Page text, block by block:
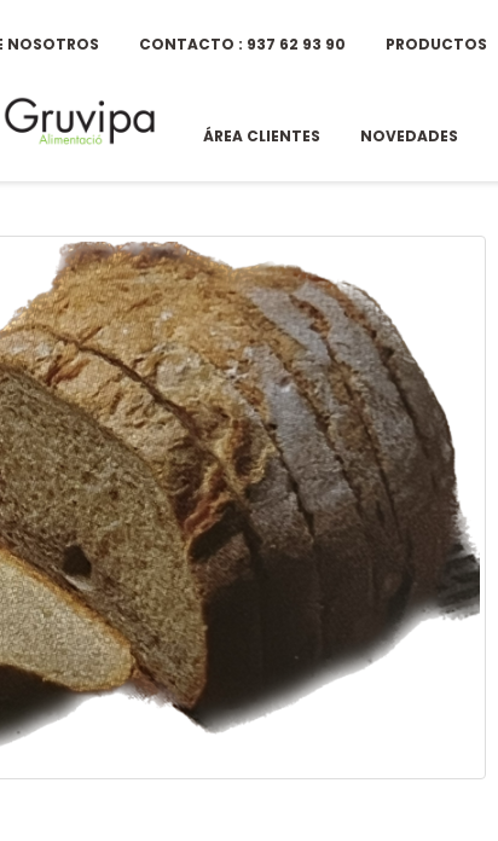
NOSOTROS CONTACTO : 937 62 93 90 PRODUCTOS
ÁREA CLIENTES NOVEDADES